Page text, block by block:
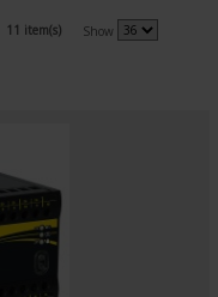
11 item(s) Show